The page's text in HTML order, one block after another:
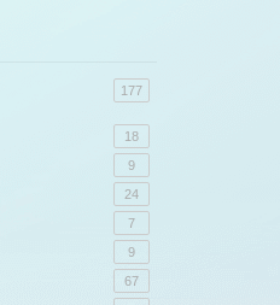
177
18
9
24
7
9
67